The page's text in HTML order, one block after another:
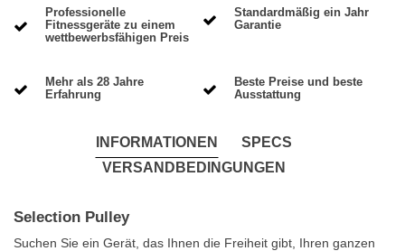
Professionelle
Fitnessgeräte zu einem
wettbewerbsfähigen Preis
Standardmäßig ein Jahr
Garantie
Mehr als 28 Jahre
Erfahrung
Beste Preise und beste
Ausstattung
INFORMATIONEN
SPECS
VERSANDBEDINGUNGEN
Selection Pulley
Suchen Sie ein Gerät, das Ihnen die Freiheit gibt, Ihren ganzen